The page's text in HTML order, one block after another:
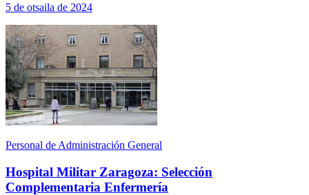
5 de otsaila de 2024
Personal de Administración General
Hospital Militar Zaragoza: Selección
Complementaria Enfermería